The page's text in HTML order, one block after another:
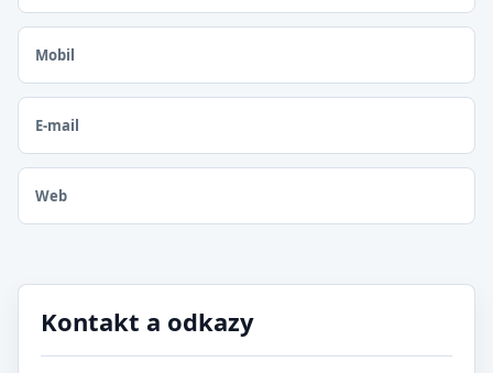
Mobil
E-mail
Web
Kontakt a odkazy